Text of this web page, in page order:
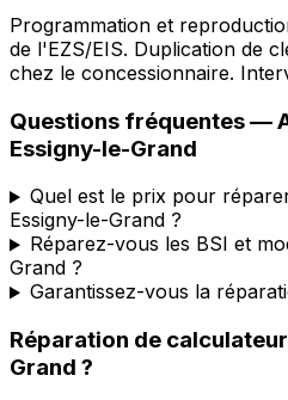
Programmation et
de l'EZS/EIS. Duplication de
chez le concessionnaire.
Questions fréquentes —
Essigny-le-Grand
Quel est le prix pour
Essigny-le-Grand ?
Réparez-vous les BSI et
Grand ?
Garantissez-vous la
Réparation de
Grand ?